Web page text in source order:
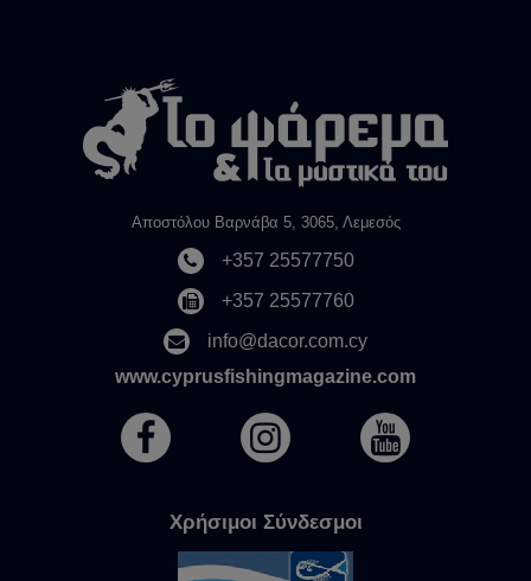
Αποστόλου Βαρνάβα 5, 3065, Λεμεσός
+357 25577750
+357 25577760
info@dacor.com.cy
www.cyprusfishingmagazine.com
Χρήσιμοι Σύνδεσμοι